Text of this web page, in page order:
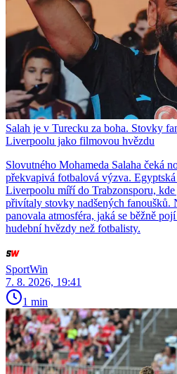
Salah je v Turecku za boha. Stovky
Liverpoolu jako filmovou hvězdu
Slovutného Mohameda Salaha čeká
překvapivá fotbalová výzva.
Liverpoolu míří do Trabzonsporu,
přivítaly stovky nadšených fanoušků.
panovala atmosféra, jaká se běžně
hudební hvězdy než fotbalisty.
SportWin
7. 8. 2026, 19:41
1 min